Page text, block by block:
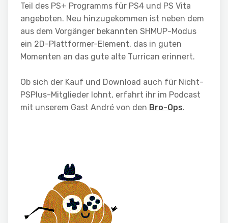
Teil des PS+ Programms für PS4 und PS Vita
angeboten. Neu hinzugekommen ist neben dem
aus dem Vorgänger bekannten SHMUP-Modus
ein 2D-Plattformer-Element, das in guten
Momenten an das gute alte Turrican erinnert.
Ob sich der Kauf und Download auch für Nicht-
PSPlus-Mitglieder lohnt, erfahrt ihr im Podcast
mit unserem Gast André von den Bro-Ops.